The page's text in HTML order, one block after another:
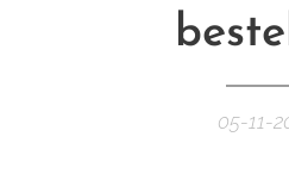
05-11-